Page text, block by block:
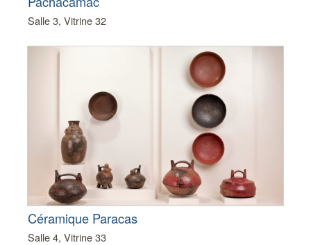
Salle 3, Vitrine 32
Céramique Paracas
Salle 4, Vitrine 33